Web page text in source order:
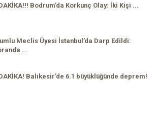
Bodrum’da Korkunç Olay: İki Kişi ...
Meclis Üyesi İstanbul’da Darp Edildi:
...
Balıkesir’de 6.1 büyüklüğünde deprem!